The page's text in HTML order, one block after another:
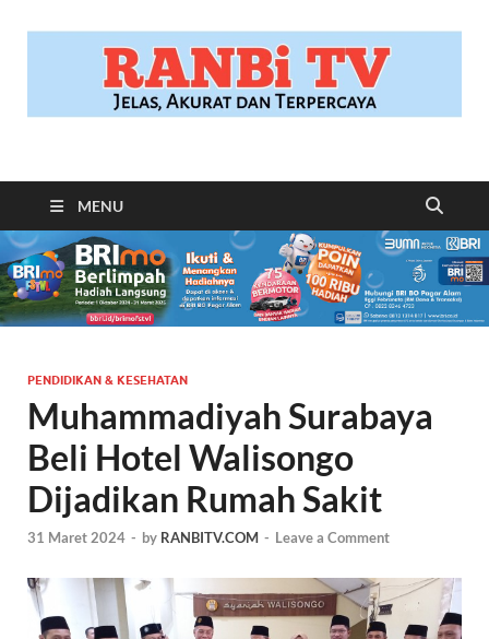
RANBITV.COM
MENU
PENDIDIKAN & KESEHATAN
Muhammadiyah Surabaya
Beli Hotel Walisongo
Dijadikan Rumah Sakit
31 Maret 2024 - by RANBITV.COM - Leave a Comment